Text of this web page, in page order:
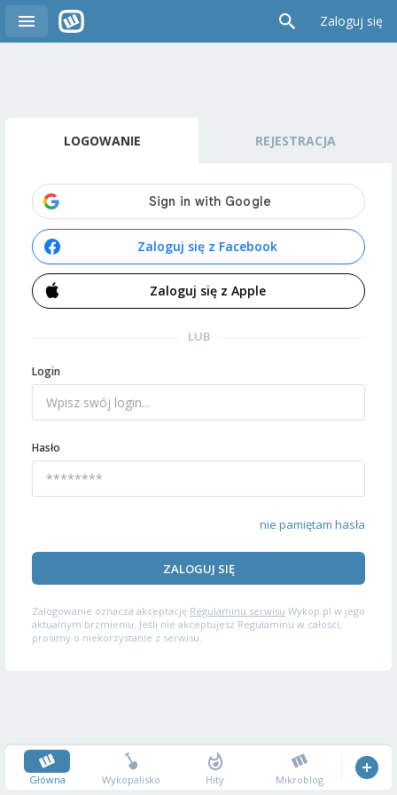
Zaloguj się
LOGOWANIE REJESTRACJA
Zaloguj się z Facebook
Zaloguj się z Apple
LUB
Login
Hasło
nie pamiętam hasła
ZALOGUJ SIĘ
Zalogowanie oznacza akceptację Regulaminu serwisu Wykop.pl w jego
aktualnym brzmieniu. Jeśli nie akceptujesz Regulaminu w całości,
prosimy o niekorzystanie z serwisu.
Główna Wykopalisko Hity Mikroblog